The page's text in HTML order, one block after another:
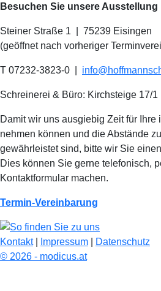
Besuchen Sie unsere Ausstellung
Steiner Straße 1 | 75239 Eisingen
(geöffnet nach vorheriger
T 07232-3823-0
Schreinerei & Büro: Kirchsteige 17/1
Damit wir uns ausgiebig Zeit für
nehmen können und die Abstände
gewährleistet sind, bitte wir Sie
Dies können Sie gerne telefonisch,
Kontaktformular machen.
Termin-Vereinbarung
Kontakt| Impressum
Datenschutz
© 2026 - modicus.at